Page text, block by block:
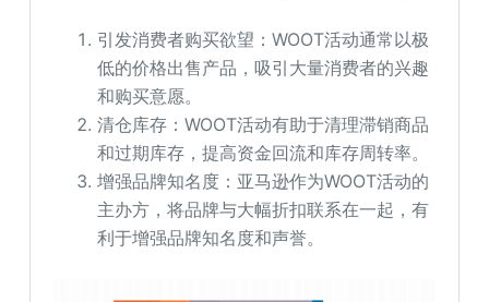
引发消费者购买欲望：WOOT活动通常以极
低的价格出售产品，吸引大量消费者的兴趣
和购买意愿。
清仓库存：WOOT活动有助于清理滞销商品
和过期库存，提高资金回流和库存周转率。
增强品牌知名度：亚马逊作为WOOT活动的
主办方，将品牌与大幅折扣联系在一起，有
利于增强品牌知名度和声誉。